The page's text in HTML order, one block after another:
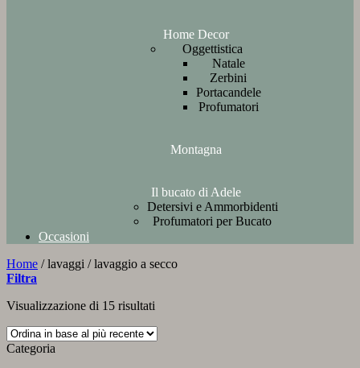
Home Decor
Oggettistica
Natale
Zerbini
Portacandele
Profumatori
Montagna
Il bucato di Adele
Detersivi e Ammorbidenti
Profumatori per Bucato
Occasioni
Home /lavaggi /lavaggio a secco
Filtra
Visualizzazione di 15 risultati
Categoria